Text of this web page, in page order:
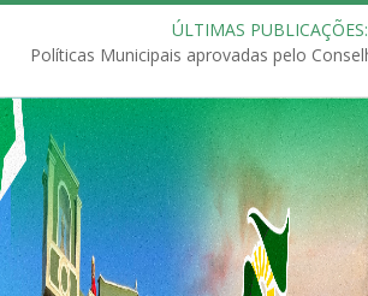
ÚLTIMAS PUBLICAÇÕES: